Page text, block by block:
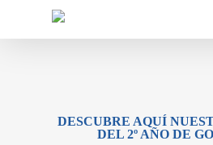
DESCUBRE AQUÍ
DEL 2º AÑO DE